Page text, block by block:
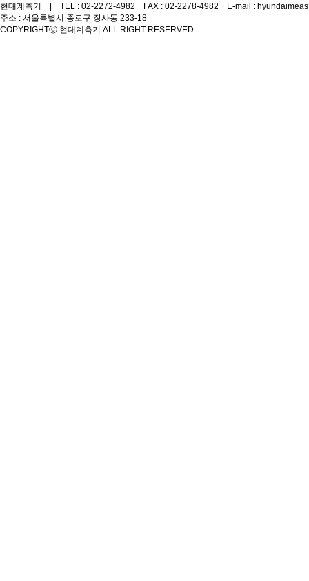
현대계측기 | TEL : 02-2272-4982 FAX : 02-2278-4982 E-mail :
주소 : 서울특별시 종로구 장사동 233-18
COPYRIGHTⓒ 현대계측기 ALL RIGHT RESERVED.